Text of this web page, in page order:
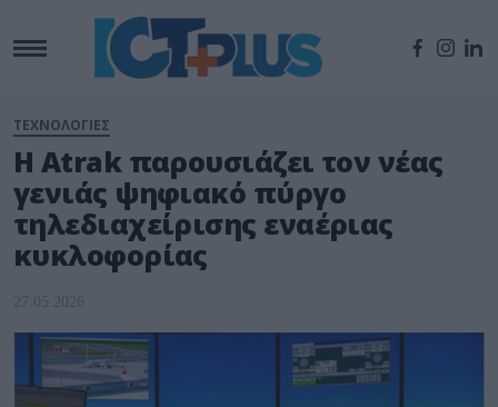
ΤΕΧΝΟΛΟΓΙΕΣ
Η Atrak παρουσιάζει τον νέας
γενιάς ψηφιακό πύργο
τηλεδιαχείρισης εναέριας
κυκλοφορίας
27.05.2026